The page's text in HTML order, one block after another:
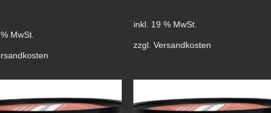
MwSt.
inkl. 19 % MwSt.
zzgl.Versandkosten